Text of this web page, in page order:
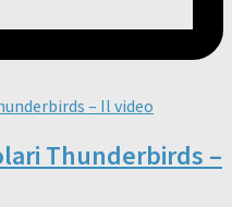
Thunderbirds –